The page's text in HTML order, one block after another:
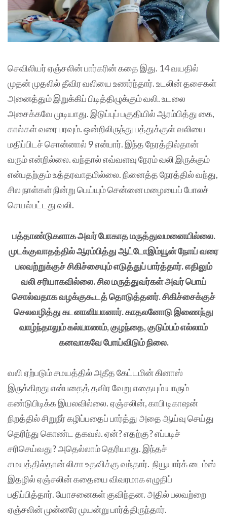
செவிலியர் ஏஞ்சலின் பார்கரின் கதை இது. 14 வயதில்
முதன் முதலில் தீவிர வலியை உணர்ந்தார். உடலின் தசைகள்
அனைத்தும் இறுக்கிப் பிடித்திழுக்கும் வலி. உடலை
அசைக்கவே முடியாது. இடுப்புப் பகுதியில் ஆரம்பித்து கை,
கால்கள் வரை பரவும். ஒன்றிலிருந்து பத்துக்குள் வலியை
மதிப்பிடச் சொன்னால் 9 என்பார். இந்த நேரத்தில்தான்
வரும் என்றில்லை. வந்தால் எவ்வளவு நேரம் வலி இருக்கும்
என்பதற்கும் உத்தரவாதமில்லை. நினைத்த நேரத்தில் வந்து,
சில நாள்கள் நின்று பெய்யும் சென்னை மழையைப் போலச்
செயல்பட்டது வலி.
பத்தாண்டுகளாக அவர் போகாத மருத்துவமனையில்லை.
முடக்குவாதத்தில் ஆரம்பித்து ஆட்டோஇம்யூன் நோய் வரை
பலவற்றுக்குச் சிகிச்சையும் எடுத்துப் பார்த்தார். எதிலும்
வலி சரியாகவில்லை. சில மருத்துவர்கள் அவர் பொய்
சொல்வதாக வழக்குகூடத் தொடுத்தனர். சிகிச்சைக்குச்
செலவழித்து கடனாளியானார். காதலனோடு இணைந்து
வாழ்ந்தாலும் கல்யாணம், குழந்தை, குடும்பம் எல்லாம்
கனவாகவே போய்விடும் நிலை.
வலி ஏற்படும் சமயத்தில் அதீத கேட்டமின் கினாஸ்
இருக்கிறது என்பதைத் தவிர வேறு எதையும் யாரும்
கண்டுபிடிக்க இயலவில்லை. ஏஞ்சலின், காபி டிகாஷன்
நிறத்தில் சிறுநீர் கழிப்பதைப் பார்த்து அதை ஆய்வு செய்து
தெரிந்து கொண்ட தகவல். ஏன்? எதற்கு? எப்படிச்
சரிசெய்வது? அதெல்லாம் தெரியாது. இந்தச்
சமயத்தில்தான் லிசா உதவிக்கு வந்தார். நியூயார்க் டைம்ஸ்
இதழில் ஏஞ்சலின் கதையை விவரமாக எழுதிப்
பதிப்பித்தார். யோசனைகள் குவிந்தன. அதில் பலவற்றை
ஏஞ்சலின் முன்னரே முயன்று பார்த்திருந்தார்.